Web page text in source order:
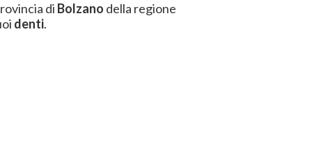
di Bolzano della regione
denti.